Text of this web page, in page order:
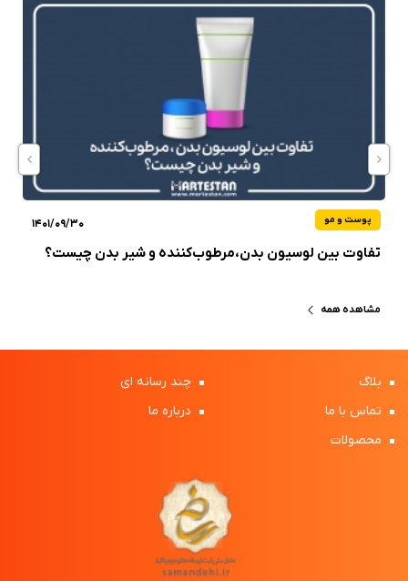
پوست و مو 1401/09/30
تفاوت بین لوسیون بدن،مرطوب‌کننده و شیر بدن چیست؟
مشاهده همه
بلاگ
چند رسانه ای
تماس با ما
درباره ما
محصولات